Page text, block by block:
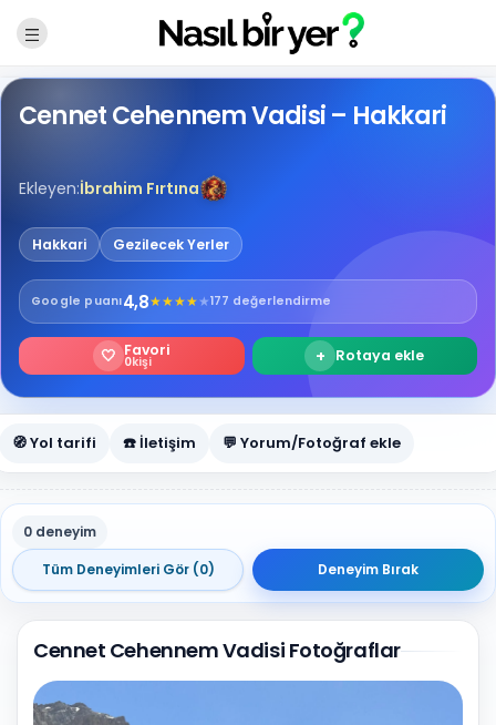
Cennet Cehennem Vadisi – Hakkari
Ekleyen:İbrahim Fırtına
Hakkari Gezilecek Yerler
Google puanı4,8★★★★★177 değerlendirme
🤍 Favori
0kişi + Rotaya ekle
🧭 Yol tarifi ☎️ İletişim 💬 Yorum/Fotoğraf ekle
0 deneyim
Tüm Deneyimleri Gör (0)
Deneyim Bırak
Cennet Cehennem Vadisi Fotoğraflar